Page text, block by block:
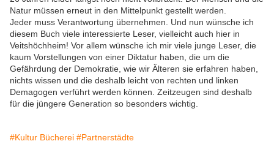
Natur müssen erneut in den Mittelpunkt gestellt werden.
Jeder muss Verantwortung übernehmen. Und nun wünsche ich
diesem Buch viele interessierte Leser, vielleicht auch hier in
Veitshöchheim! Vor allem wünsche ich mir viele junge Leser, die
kaum Vorstellungen von einer Diktatur haben, die um die
Gefährdung der Demokratie, wie wir Älteren sie erfahren haben,
nichts wissen und die deshalb leicht von rechten und linken
Demagogen verführt werden können. Zeitzeugen sind deshalb
für die jüngere Generation so besonders wichtig.
#Kultur Bücherei #Partnerstädte